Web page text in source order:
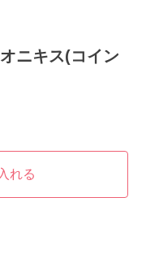
ニキス(コイン
れる